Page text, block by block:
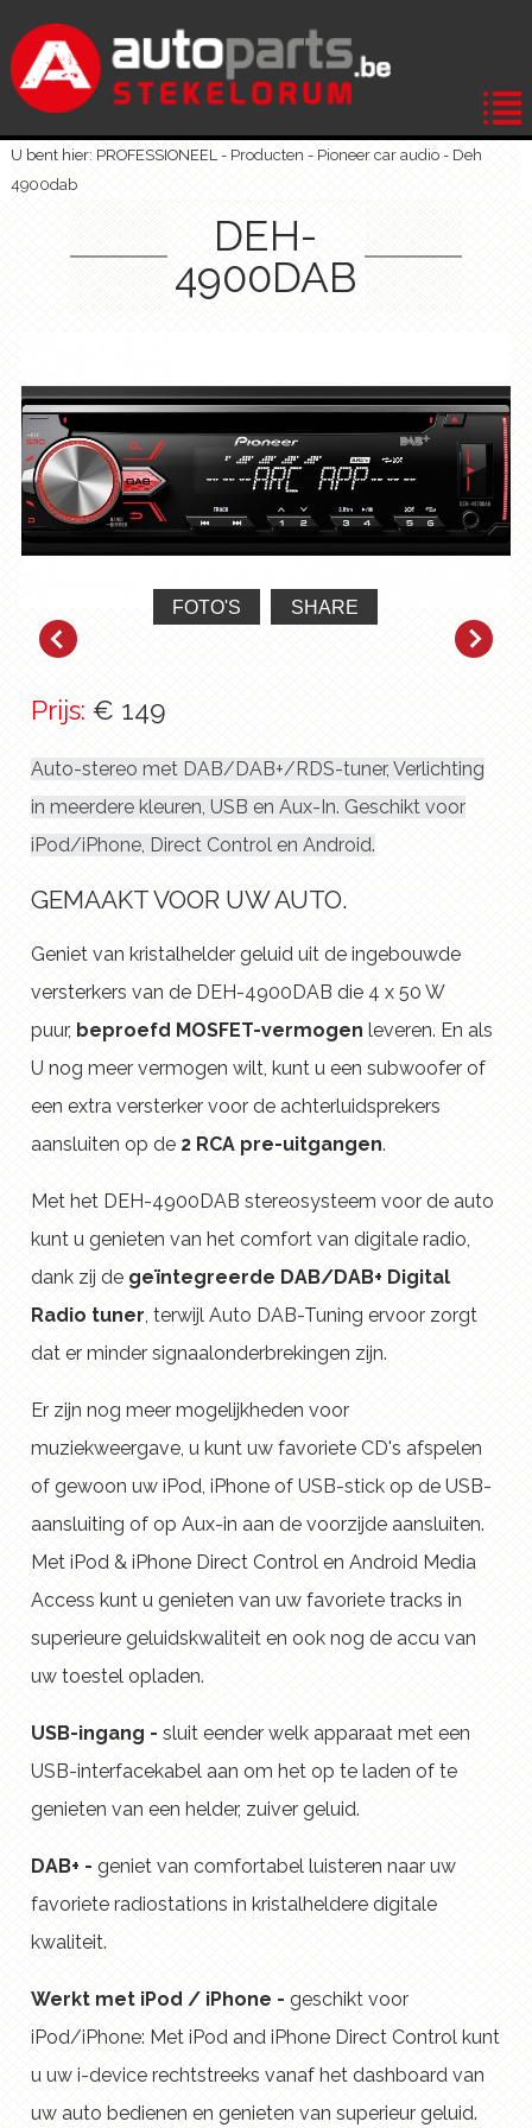
U bent hier: PROFESSIONEEL - Producten - Pioneer car audio- Deh
4900dab
DEH-
4900DAB
FOTO'S SHARE
Prijs: € 149
Auto-stereo met DAB/DAB+/RDS-tuner, Verlichting
in meerdere kleuren, USB en Aux-In. Geschikt voor
iPod/iPhone, Direct Control en Android.
GEMAAKT VOOR UW AUTO.
Geniet van kristalhelder geluid uit de ingebouwde
versterkers van de DEH-4900DAB die 4 x 50 W
puur, beproefd MOSFET-vermogen leveren. En als
U nog meer vermogen wilt, kunt u een subwoofer of
een extra versterker voor de achterluidsprekers
aansluiten op de 2 RCA pre-uitgangen.
Met het DEH-4900DAB stereosysteem voor de auto
kunt u genieten van het comfort van digitale radio,
dank zij de geïntegreerde DAB/DAB+ Digital
Radio tuner, terwijl Auto DAB-Tuning ervoor zorgt
dat er minder signaalonderbrekingen zijn.
Er zijn nog meer mogelijkheden voor
muziekweergave, u kunt uw favoriete CD's afspelen
of gewoon uw iPod, iPhone of USB-stick op de USB-
aansluiting of op Aux-in aan de voorzijde aansluiten.
Met iPod & iPhone Direct Control en Android Media
Access kunt u genieten van uw favoriete tracks in
superieure geluidskwaliteit en ook nog de accu van
uw toestel opladen.
USB-ingang - sluit eender welk apparaat met een
USB-interfacekabel aan om het op te laden of te
genieten van een helder, zuiver geluid.
DAB+ - geniet van comfortabel luisteren naar uw
favoriete radiostations in kristalheldere digitale
kwaliteit.
Werkt met iPod / iPhone - geschikt voor
iPod/iPhone: Met iPod and iPhone Direct Control kunt
u uw i-device rechtstreeks vanaf het dashboard van
uw auto bedienen en genieten van superieur geluid.